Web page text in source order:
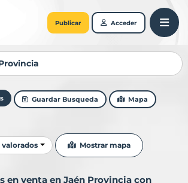
Publicar Acceder
Guardar Busqueda Mapa
resultados
valorados Mostrar mapa
en venta en Jaén Provincia con